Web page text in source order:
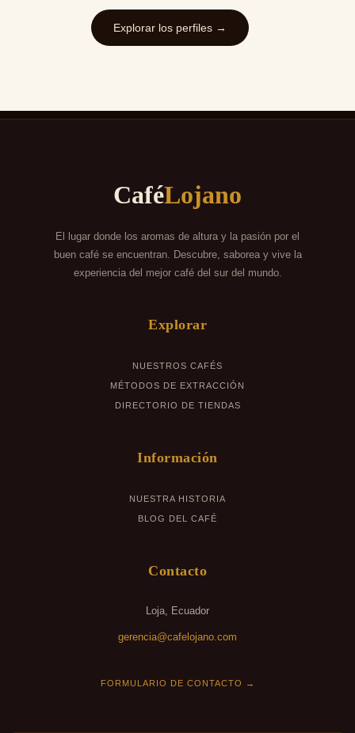
Explorar los perfiles →
CaféLojano
El lugar donde los aromas de altura y la pasión por el
buen café se encuentran. Descubre, saborea y vive la
experiencia del mejor café del sur del mundo.
Explorar
NUESTROS CAFÉS
MÉTODOS DE EXTRACCIÓN
DIRECTORIO DE TIENDAS
Información
NUESTRA HISTORIA
BLOG DEL CAFÉ
Contacto
Loja, Ecuador
gerencia@cafelojano.com
FORMULARIO DE CONTACTO →